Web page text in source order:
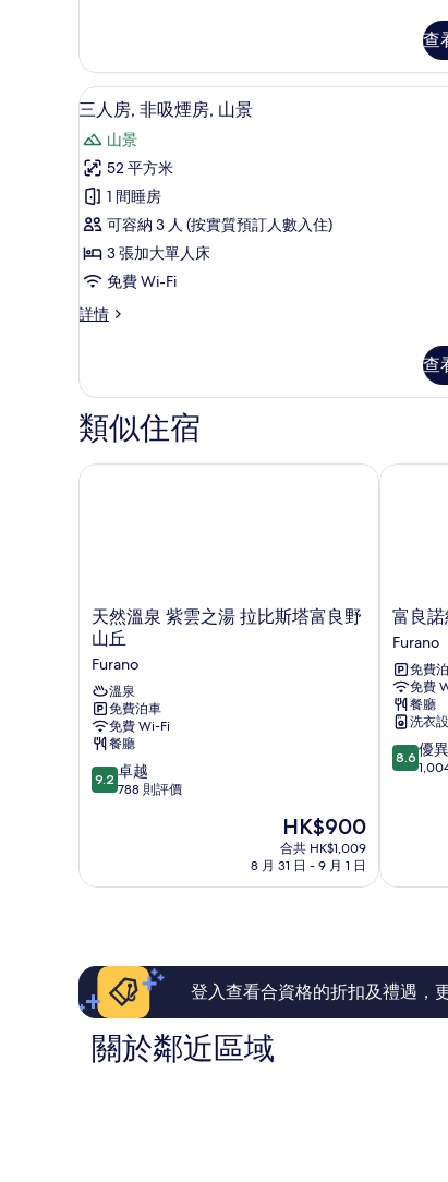
情
查
載
入
所
有
三
人
房,
吸
房,
山
景
的
高級寢具、房內夾萬、
12
三人房, 非吸煙房, 山景
山景
52 平方米
1 間睡房
可容納 3 人 (按實質預訂人數入住)
3 張加大單人床
免費 Wi-Fi
詳情
三
吸
煙
房,
山
景
查
類似住宿
天
然
泉
紫
雲
之
湯
拉
比
野
天然溫泉 紫雲之湯 拉比斯塔富良野
山丘
Furano
溫泉
免費泊車
免費 Wi-Fi
餐廳
9.2
分
分)，
則
價
篇
評
價
9.2 卓越
788 則評價
現
售
HK$900
HK$900
合共 HK$1,009
8 月 31 日 - 9 月 1 日
天然溫泉 紫雲之湯 拉比斯塔富良野山丘
富
良
諾
納
圖
魯
賓
館
Furano
富良
Furano
免費
免費
餐廳
洗衣
8.6
分
優
評
價
篇
評
8.6 優異
富良諾
登入查看合資格的折扣及禮遇，
關於鄰近區域